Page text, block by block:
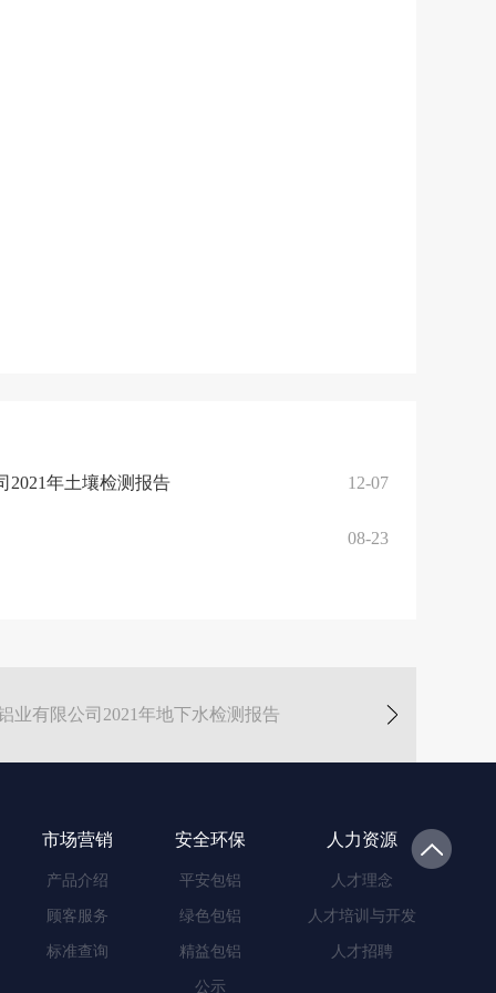
2021年土壤检测报告 12-07
08-23
业有限公司2021年地下水检测报告
市场营销
产品介绍
顾客服务
标准查询
安全环保
平安包铝
绿色包铝
精益包铝
公示
人力资源
人才理念
人才培训与开发
人才招聘